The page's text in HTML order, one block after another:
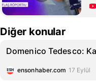
Diğer konular
Domenico Tedesco:
ensonhaber.com 17 Eylül